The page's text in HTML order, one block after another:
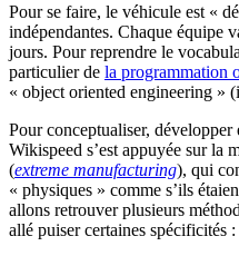
Pour se faire, le véhicule est «
indépendantes. Chaque équipe
jours. Pour reprendre le
particulier de la programmation
« object oriented engineering »
Pour conceptualiser,
Wikispeed s’est appuyée sur la
(extreme manufacturing), qui
« physiques » comme s’ils
allons retrouver plusieurs
allé puiser certaines spécificités :